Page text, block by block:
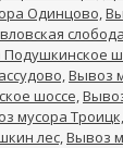
Одинцово,
Вывоз
шоссе,
мусора Троицк,
лес,Вывоз